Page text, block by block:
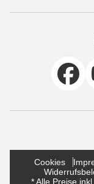
Cookies
* Alle Preise